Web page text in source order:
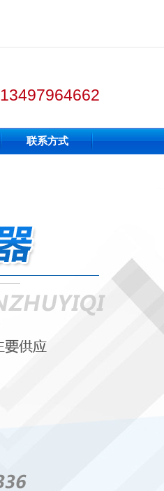
13497964662
联系方式